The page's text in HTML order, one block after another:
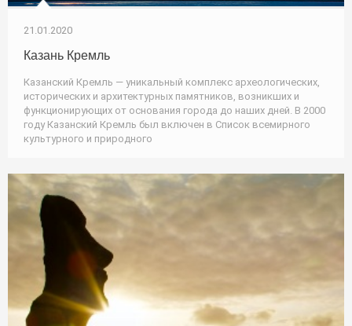
21.01.2020
Казань Кремль
Казанский Кремль — уникальный комплекс археологических,
исторических и архитектурных памятников, возникших и
функционирующих от основания города до наших дней. В 2000
году Казанский Кремль был включен в Список всемирного
культурного и природного